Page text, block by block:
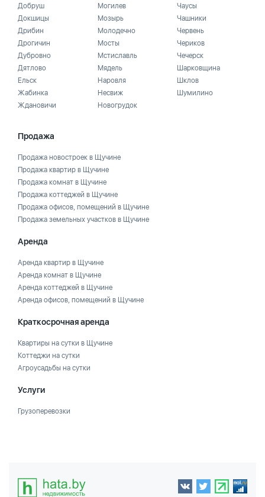
Добруш
Докшицы
Дрибин
Дрогичин
Дубровно
Дятлово
Ельск
Жабинка
Ждановичи
Могилев
Мозырь
Молодечно
Мосты
Мстиславль
Мядель
Наровля
Несвиж
Новогрудок
Чаусы
Чашники
Червень
Чериков
Чечерск
Шарковщина
Шклов
Шумилино
Продажа
Продажа новостроек в Щучине
Продажа квартир в Щучине
Продажа комнат в Щучине
Продажа коттеджей в Щучине
Продажа офисов, помещений в Щучине
Продажа земельных участков в Щучине
Аренда
Аренда квартир в Щучине
Аренда комнат в Щучине
Аренда коттеджей в Щучине
Аренда офисов, помещений в Щучине
Краткосрочная аренда
Квартиры на сутки в Щучине
Коттеджи на сутки
Агроусадьбы на сутки
Услуги
Грузоперевозки